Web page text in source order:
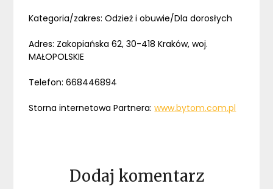
Kategoria/zakres: Odzież i obuwie/Dla dorosłych
Adres: Zakopiańska 62, 30-418 Kraków, woj.
MAŁOPOLSKIE
Telefon: 668446894
Storna internetowa Partnera:www.bytom.com.pl
Dodaj komentarz